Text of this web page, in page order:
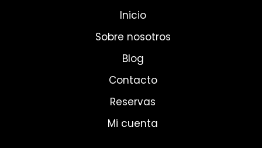
Inicio
Sobre nosotros
Blog
Contacto
Reservas
Mi cuenta